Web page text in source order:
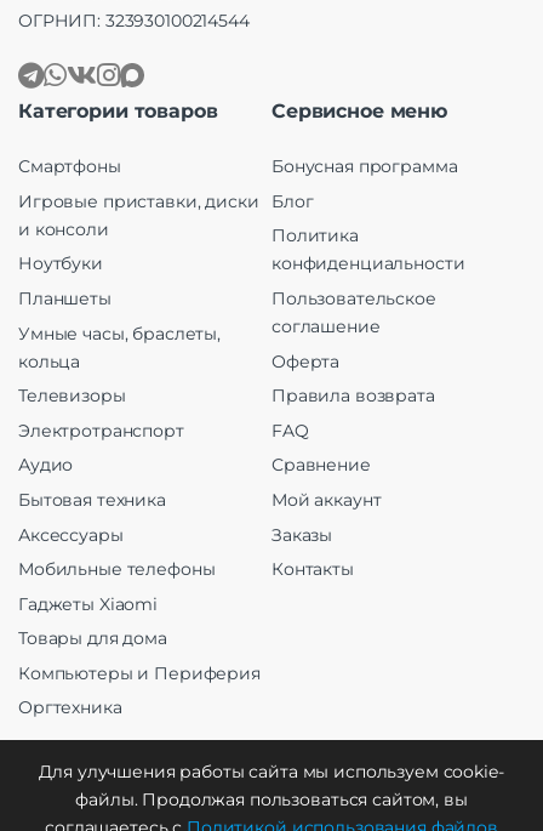
ОГРНИП: 323930100214544
Категории товаров
Смартфоны
Игровые приставки, диски
и консоли
Ноутбуки
Планшеты
Умные часы, браслеты,
кольца
Телевизоры
Электротранспорт
Аудио
Бытовая техника
Аксессуары
Мобильные телефоны
Гаджеты Xiaomi
Товары для дома
Компьютеры и Периферия
Оргтехника
Сервисное меню
Бонусная программа
Блог
Политика
конфиденциальности
Пользовательское
соглашение
Оферта
Правила возврата
FAQ
Сравнение
Мой аккаунт
Заказы
Контакты
Создание и продвижение
Для улучшения работы сайта мы используем cookie-
файлы. Продолжая пользоваться сайтом, вы